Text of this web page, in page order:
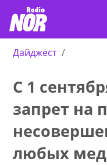
Дайджест
С 1
запрет на
любых